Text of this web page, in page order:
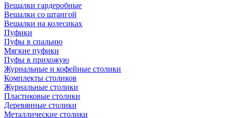
Вешалки гардеробные
Вешалки со штангой
Вешалки на колесиках
Пуфики
Пуфы в спальню
Мягкие пуфики
Пуфы в прихожую
Журнальные и кофейные столики
Комплекты столиков
Журнальные столики
Пластиковые столики
Деревянные столики
Металлические столики